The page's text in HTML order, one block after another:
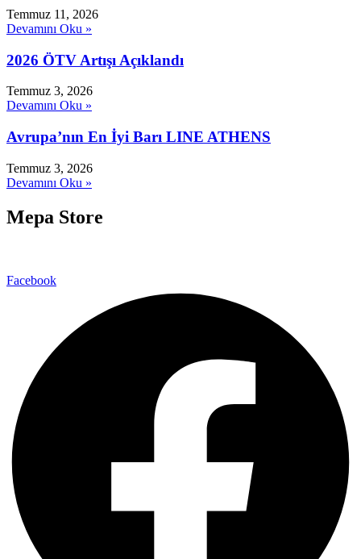
Temmuz 11, 2026
Devamını Oku »
2026 ÖTV Artışı Açıklandı
Temmuz 3, 2026
Devamını Oku »
Avrupa’nın En İyi Barı LINE ATHENS
Temmuz 3, 2026
Devamını Oku »
Mepa Store
Facebook